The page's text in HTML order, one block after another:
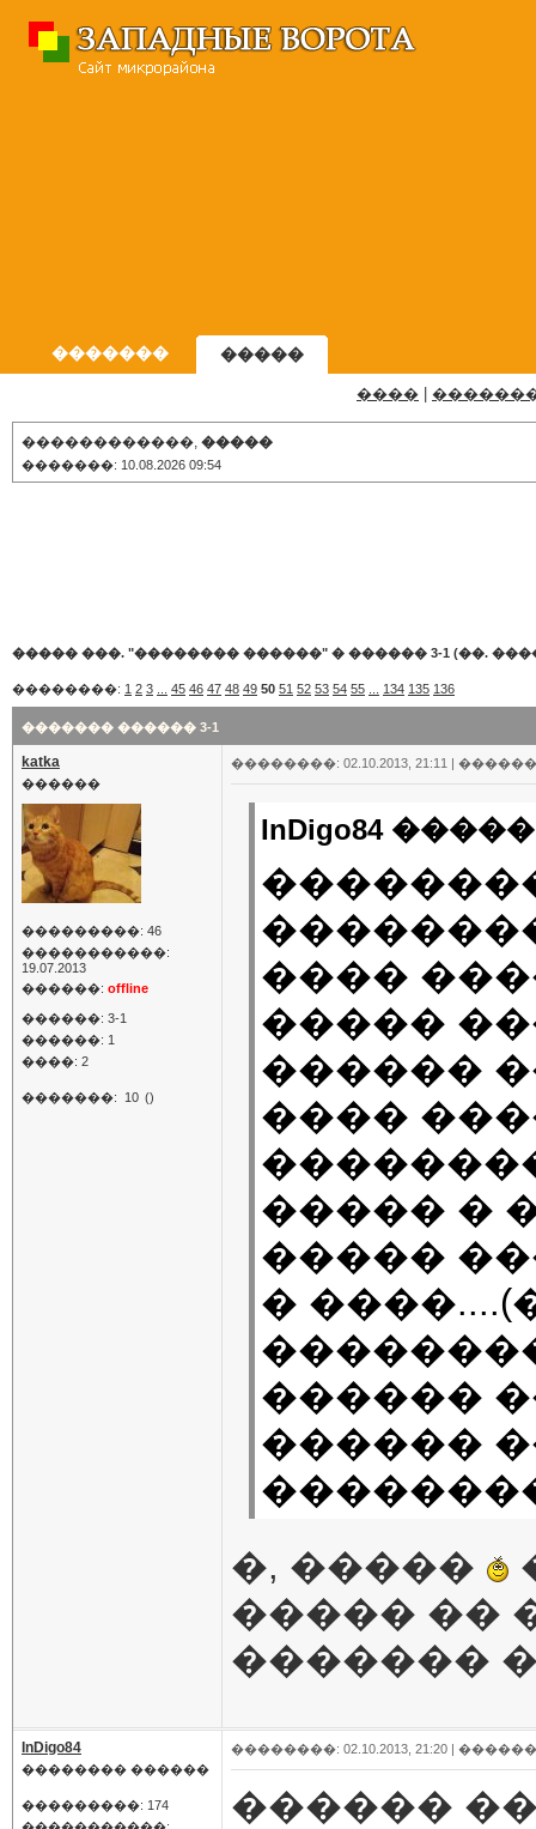
������� �����
����
������������, �����
�������: 10.08.2026 09:54
����� ���. "�������� ������" � ������ 3-1 (��.
��������: 1 2 3 45 46 47 48 49 50 51 52 53 54 55 134 135 136
������� ������ 3-1
katka
������
���������: 46
�����������:
19.07.2013
������: offline
������: 3-1
������: 1
����: 2
�������: 10 ()
��������: 02.10.2013, 21:11 |
InDigo84
����
�����
������
����
����� �
�����
�
������
������
�, �����
����� ��
�������
InDigo84
�������� ������
���������: 174
��������: 02.10.2013, 21:20 |
������